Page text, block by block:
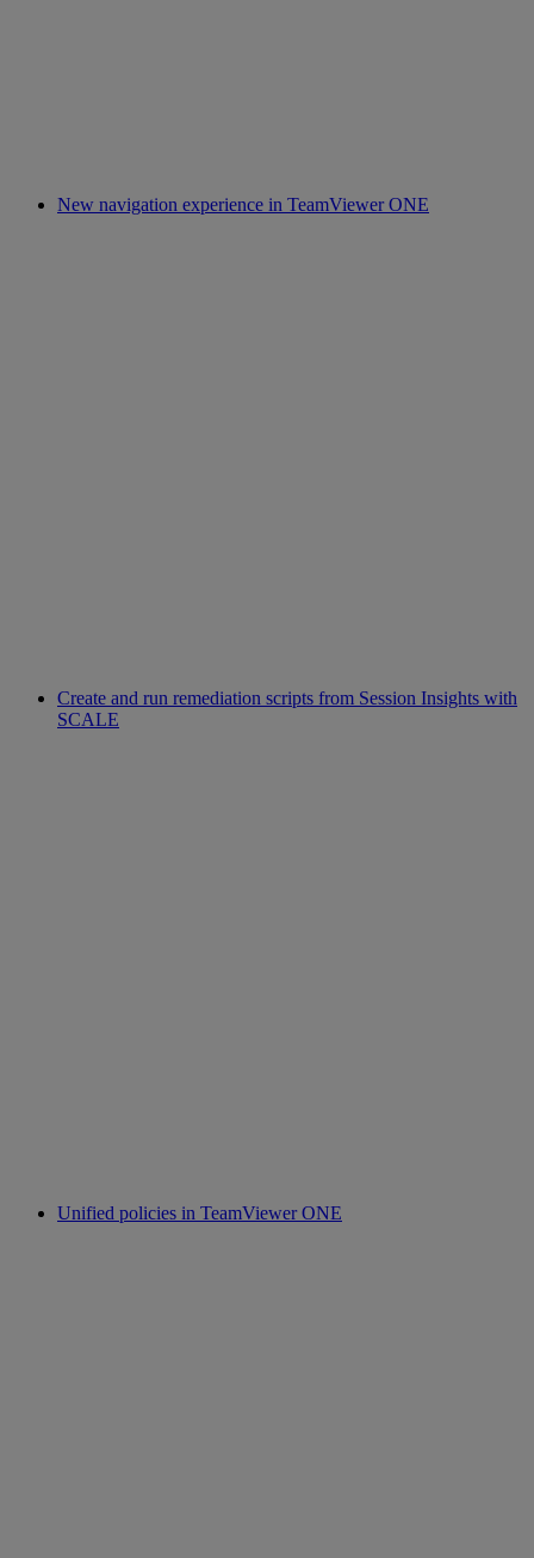
New navigation experience in TeamViewer ONE
Create and run remediation scripts from Session Insights with
SCALE
Unified policies in TeamViewer ONE